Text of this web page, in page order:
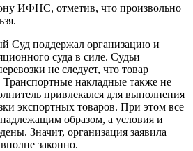
ИФНС, отметив, что произвольно
Суд поддержал организацию и
суда в силе. Судьи
не следует, что товар
Транспортные накладные также не
привлекался для выполнения
экспортных товаров. При этом все
образом, а условия и
Значит, организация заявила
законно.